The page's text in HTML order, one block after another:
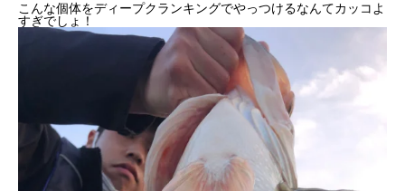
こんな個体をディープクランキングでやっつけるなんてカッコよ
すぎでしょ！